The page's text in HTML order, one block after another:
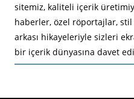
sitemiz, kaliteli içerik
haberler, özel röportajlar,
arkası hikayeleriyle sizleri
bir içerik dünyasına davet